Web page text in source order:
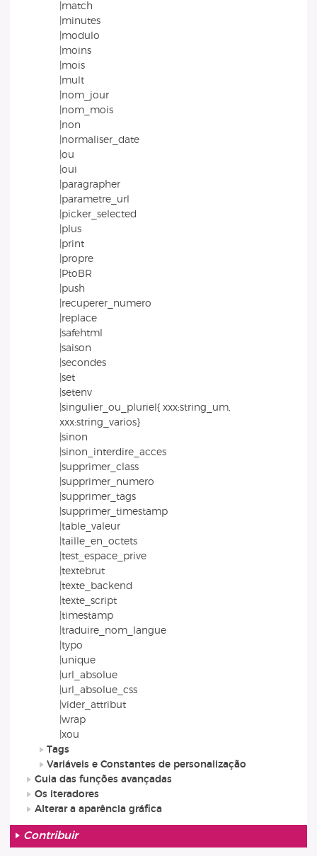
|match
|minutes
|modulo
|moins
|mois
|mult
|nom_jour
|nom_mois
|non
|normaliser_date
|ou
|oui
|paragrapher
|parametre_url
|picker_selected
|plus
|print
|propre
|PtoBR
|push
|recuperer_numero
|replace
|safehtml
|saison
|secondes
|set
|setenv
|singulier_ou_pluriel{ xxx:string_um,
xxx:string_varios}
|sinon
|sinon_interdire_acces
|supprimer_class
|supprimer_numero
|supprimer_tags
|supprimer_timestamp
|table_valeur
|taille_en_octets
|test_espace_prive
|textebrut
|texte_backend
|texte_script
|timestamp
|traduire_nom_langue
|typo
|unique
|url_absolue
|url_absolue_css
|vider_attribut
|wrap
|xou
Tags
Variáveis e Constantes de personalização
Guia das funções avançadas
Os iteradores
Alterar a aparência gráfica
Contribuir